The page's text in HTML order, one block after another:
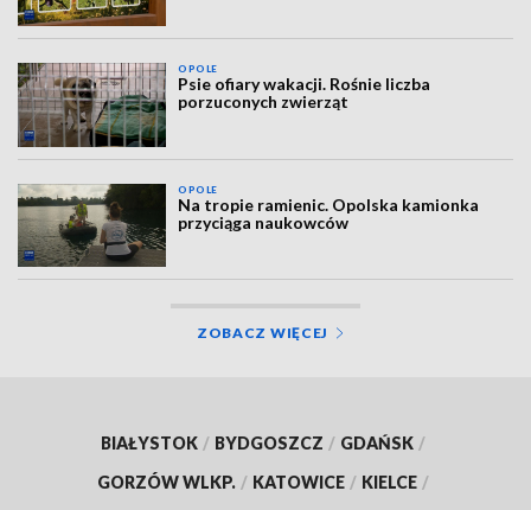
OPOLE
Psie ofiary wakacji. Rośnie liczba
porzuconych zwierząt
OPOLE
Na tropie ramienic. Opolska kamionka
przyciąga naukowców
ZOBACZ WIĘCEJ
BIAŁYSTOK / BYDGOSZCZ / GDAŃSK /
GORZÓW WLKP. / KATOWICE / KIELCE /